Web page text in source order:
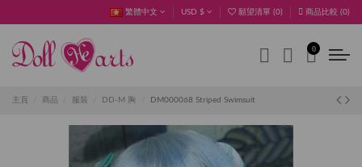
繁體中文 USD $ 願望清單 (0) 商品比較 (0)
0
主頁 商品 服裝 DD-M 胸 DM000068 Striped Swimsuit